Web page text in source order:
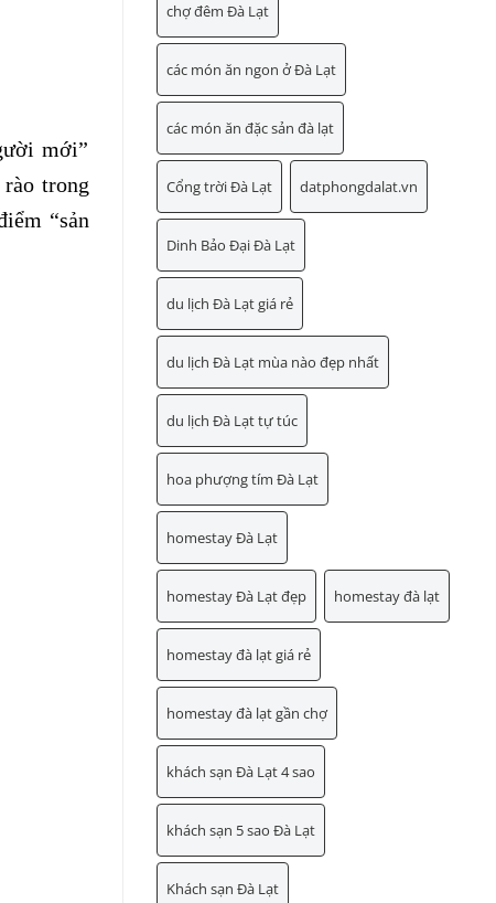
mới”
trong
“sản
chợ đêm Đà Lạt
các món ăn ngon ở Đà Lạt
các món ăn đặc sản đà lạt
Cổng trời Đà Lạt datphongdalat.vn
Dinh Bảo Đại Đà Lạt
du lịch Đà Lạt giá rẻ
du lịch Đà Lạt mùa nào đẹp nhất
du lịch Đà Lạt tự túc
hoa phượng tím Đà Lạt
homestay Đà Lạt
homestay Đà Lạt đẹp homestay đà lạt
homestay đà lạt giá rẻ
homestay đà lạt gần chợ
khách sạn Đà Lạt 4 sao
khách sạn 5 sao Đà Lạt
Khách sạn Đà Lạt